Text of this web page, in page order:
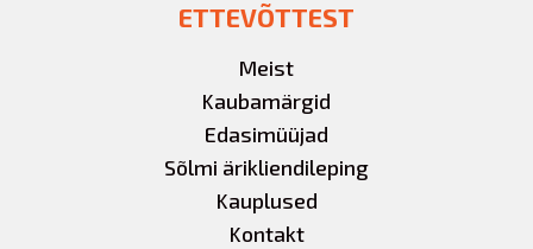
ETTEVÕTTEST
Meist
Kaubamärgid
Edasimüüjad
Sõlmi ärikliendileping
Kauplused
Kontakt